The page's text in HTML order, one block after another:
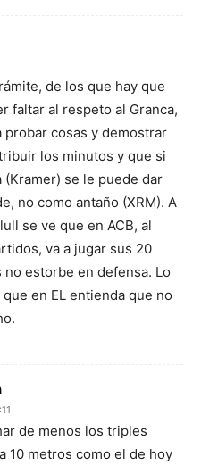
de los que hay que
faltar al respeto al Granca,
probar cosas y demostrar
los minutos y que si
se le puede dar
no como antaño (XRM). A
se ve que en ACB, al
va a jugar sus 20
estorbe en defensa. Lo
en EL entienda que no
de menos los triples
10 metros como el de hoy